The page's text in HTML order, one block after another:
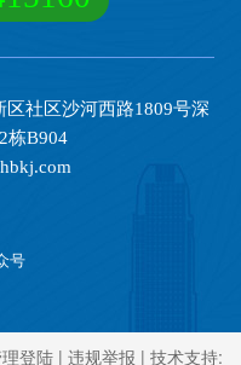
社区沙河西路1809号深
栋B904
号
登陆 | 违规举报 | 技术支持: